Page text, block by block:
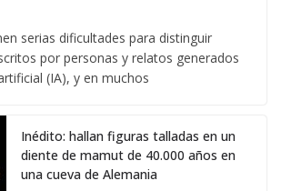
serias dificultades para distinguir
por personas y relatos generados
(IA), y en muchos
Inédito: hallan figuras talladas en un
diente de mamut de 40.000 años en
una cueva de Alemania